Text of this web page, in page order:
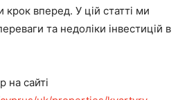
вперед. У цій статті ми
та недоліки інвестицій в
на сайті